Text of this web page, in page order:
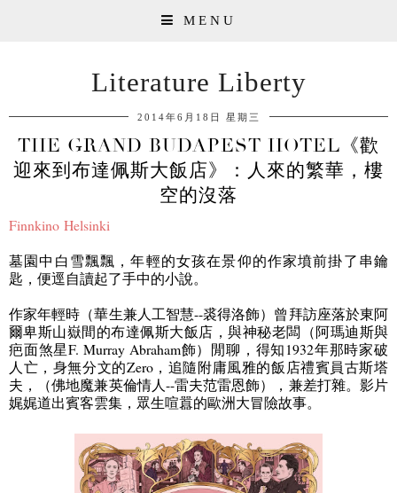
MENU
Literature Liberty
2014年6月18日 星期三
THE GRAND BUDAPEST HOTEL《歡
迎來到布達佩斯大飯店》：人來的繁華，樓
空的沒落
Finnkino Helsinki
墓園中白雪飄飄，年輕的女孩在景仰的作家墳前掛了串鑰
匙，便逕自讀起了手中的小說。
作家年輕時（華生兼人工智慧--裘得洛飾） 曾拜訪座落於東阿
爾卑斯山嶽間的布達佩斯大飯店，與神秘老闆（阿瑪迪斯與
疤面煞星F. Murray Abraham飾） 閒聊，得知1932年那時家破
人亡，身無分文的Zero，追隨附庸風雅的飯店禮賓員古斯塔
夫，（佛地魔兼英倫情人--雷夫范雷恩飾）
，兼差打雜。影片
娓娓道出賓客雲集，眾生喧囂的歐洲大冒險故事。